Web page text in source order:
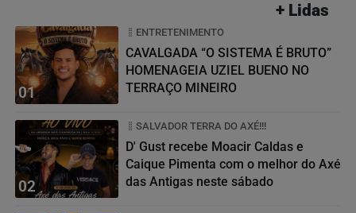
+ Lidas
01
ENTRETENIMENTO
CAVALGADA “O SISTEMA É BRUTO”
HOMENAGEIA UZIEL BUENO NO
TERRAÇO MINEIRO
02
SALVADOR TERRA DO AXÉ!!!
D' Gust recebe Moacir Caldas e
Caique Pimenta com o melhor do Axé
das Antigas neste sábado